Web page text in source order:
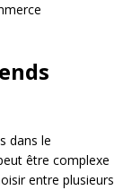
dans le
être complexe
entre plusieurs